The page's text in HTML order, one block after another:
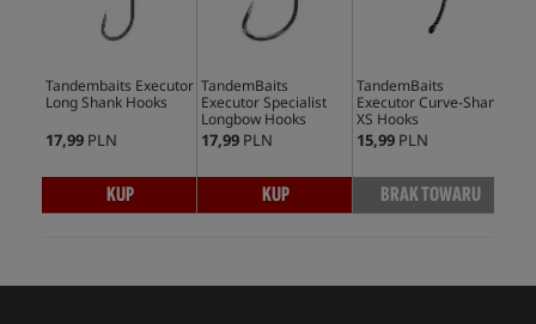
Tandembaits Executor
Long Shank Hooks
17,99 PLN
KUP
TandemBaits
Executor Specialist
Longbow Hooks
17,99 PLN
KUP
TandemBaits
Executor Curve-Shank
XS Hooks
15,99 PLN
BRAK TOWARU